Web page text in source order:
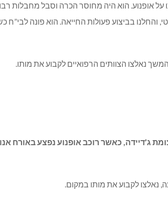
הוא היה מחוסר הכרה וסבל מחבלות רבות
והחלנו בביצוע פעולות החייאה. הוא פונה לבי”ח
נאלצו הצוותים הרפואיים לקבוע את מותו.
ג’דיידה, כאשר רוכב אופנוע נפצע באורח
נאלצו לקבוע את מותו במקום.